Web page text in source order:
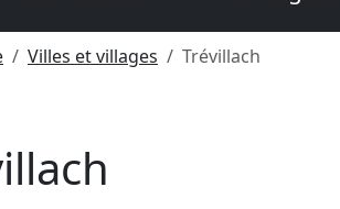
Villes et villages Trévillach